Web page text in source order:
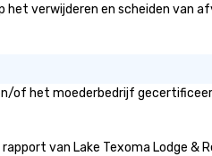
verwijderen en scheiden van
of het moederbedrijf
van Lake Texoma Lodge